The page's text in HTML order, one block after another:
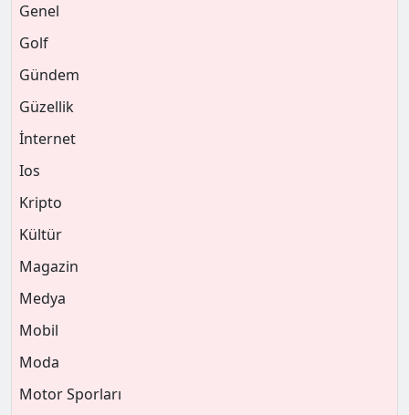
Genel
Golf
Gündem
Güzellik
İnternet
Ios
Kripto
Kültür
Magazin
Medya
Mobil
Moda
Motor Sporları